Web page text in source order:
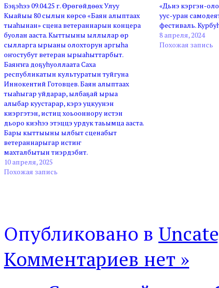
Бэҕэһээ 09.04.25 г. Өрөгөйдөөх Улуу
Кыайыы 80 сылын көрсө «Баян алыптаах
тыаһынан» сцена ветераннарын концера
буолан ааста. Кыттыыны ыллылар өр
сылларга ырыаны олохторун аргыһа
оҥостубут ветеран ырыаһыттарбыт.
Баяҥҥа доҕуһуоллаата Саха
республикатын культуратын туйгуна
Иннокентий Готовцев. Баян алыптаах
тыаһыгар уйдарар, ылбаҕай ырыа
алыбар куустарар, кэрэ уцкуунэн
киэргэтэн, истиц хоьооннору истэн
дьоро киэһээ этэццэ урдук таьымца ааста.
Бары кыттыыны ылбыт сценабыт
ветераннарыгар истиҥ
махталбытын тиэрдэбит.
10 апреля, 2025
Похожая запись
«Дьиэ кэргэн-
уус-уран
фестиваль.
8 апреля, 2024
Похожая запись
Опубликовано в
Комментариев нет »